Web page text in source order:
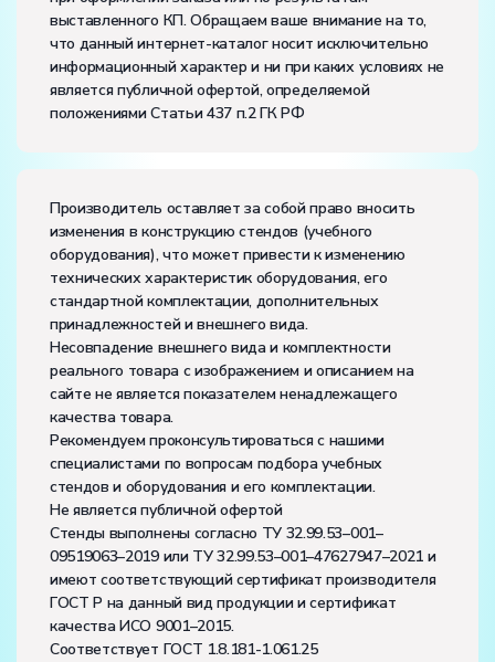
напряжение, В:220
частота, Гц:50
Класс защиты от поражения электрическим током:
Диапазон рабочих температур, ˚С:+10…+35
Влажность, %:до 80
выставленного КП. Обращаем ваше внимание на то,
что данный интернет-каталог носит исключительно
информационный характер и ни при каких условиях не
является публичной офертой, определяемой
положениями Статьи 437 п.2 ГК РФ
Производитель оставляет за собой право вносить
изменения в конструкцию стендов (учебного
оборудования), что может привести к изменению
технических характеристик оборудования, его
стандартной комплектации, дополнительных
принадлежностей и внешнего вида.
Несовпадение внешнего вида и комплектности
реального товара с изображением и описанием на
сайте не является показателем ненадлежащего
качества товара.
Рекомендуем проконсультироваться с нашими
специалистами по вопросам подбора учебных
стендов и оборудования и его комплектации.
Не является публичной офертой
Стенды выполнены согласно ТУ 32.99.53–001–
09519063–2019 или ТУ 32.99.53–001–47627947–2021 и
имеют соответствующий сертификат производителя
ГОСТ Р на данный вид продукции и сертификат
качества ИСО 9001–2015.
Соответствует ГОСТ 1.8.181-1.061.25